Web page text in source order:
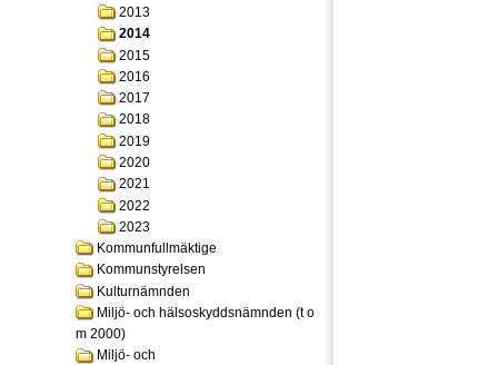
2013
2014
2015
2016
2017
2018
2019
2020
2021
2022
2023
Kommunfullmäktige
Kommunstyrelsen
Kulturnämnden
Miljö- och hälsoskyddsnämnden (t o
m 2000)
Miljö- och